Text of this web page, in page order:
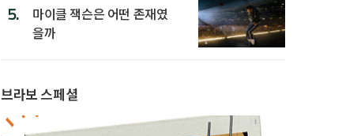
5.
마이클 잭슨은 어떤 존재였
을까
브라보 스페셜